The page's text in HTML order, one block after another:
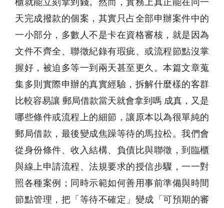
天完成撥款的個案，其實只占全部申辦案件中的
一小部分，多數人不是卡在資格審核，就是因為
文件不齊全、聯徵紀錄有瑕疵、或流程節點沒掌
握好，被迫多等一到兩天甚至更久。本篇文章蒐
集多則實際申辦的真實經驗，拆解什麼樣的客群
比較容易讓 郵局借款當天就會拿到嗎 成真，又是
哪些條件或流程上的細節，讓原本以為很單純的
郵局借款，最後變成焦躁等待的馬拉松。我們會
從身份條件、收入結構、負債比與聯徵，到臨櫃
與線上申請流程、法規要求的授信步驟，一一對
照各種案例；同時示範如何善用事前準備與時間
節點管理，把「等待不確定」變成「可預期的審